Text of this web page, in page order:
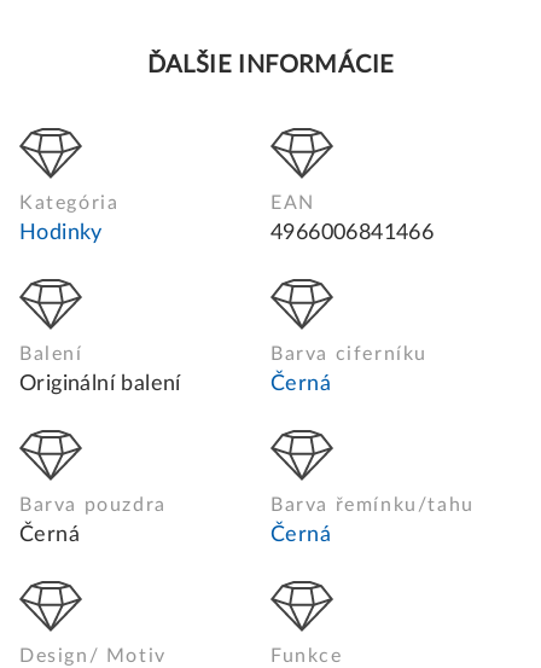
ĎALŠIE INFORMÁCIE
Kategória
Hodinky
EAN
4966006841466
Balení
Originální balení
Barva ciferníku
Černá
Barva pouzdra
Černá
Barva řemínku/tahu
Černá
Design/ Motiv Funkce